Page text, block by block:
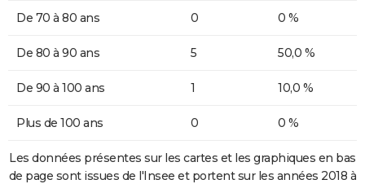
De 70 à 80 ans 0 0 %
De 80 à 90 ans 5 50,0 %
De 90 à 100 ans 1 10,0 %
Plus de 100 ans 0 0 %
Les données présentes sur les cartes et les graphiques en bas
de page sont issues de l'Insee et portent sur les années 2018 à